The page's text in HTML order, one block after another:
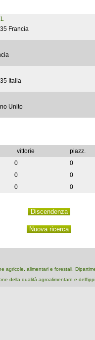
Francia
Italia
Unito
vittorie
piazz.
0
0
0
0
0 0
agricole, alimentari e forestali,
della qualità agroalimentare e